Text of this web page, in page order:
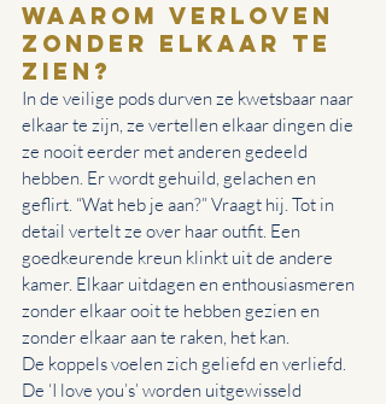
Waarom verloven
zonder elkaar te
zien?
In de veilige pods durven ze kwetsbaar naar
elkaar te zijn, ze vertellen elkaar dingen die
ze nooit eerder met anderen gedeeld
hebben. Er wordt gehuild, gelachen en
geflirt. “Wat heb je aan?” Vraagt hij. Tot in
detail vertelt ze over haar outfit. Een
goedkeurende kreun klinkt uit de andere
kamer. Elkaar uitdagen en enthousiasmeren
zonder elkaar ooit te hebben gezien en
zonder elkaar aan te raken, het kan.
De koppels voelen zich geliefd en verliefd.
De ‘I love you’s’ worden uitgewisseld